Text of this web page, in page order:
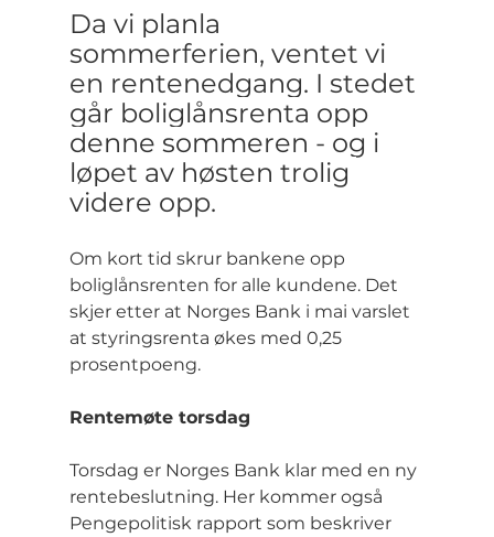
Da vi planla
sommerferien, ventet vi
en rentenedgang. I stedet
går boliglånsrenta opp
denne sommeren - og i
løpet av høsten trolig
videre opp.
Om kort tid skrur bankene opp
boliglånsrenten for alle kundene. Det
skjer etter at Norges Bank i mai varslet
at styringsrenta økes med 0,25
prosentpoeng.
Rentemøte torsdag
Torsdag er Norges Bank klar med en ny
rentebeslutning. Her kommer også
Pengepolitisk rapport som beskriver